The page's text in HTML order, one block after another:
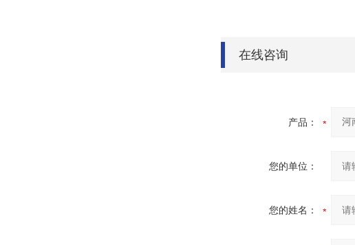
在线咨询
产品：
您的单位：
您的姓名：